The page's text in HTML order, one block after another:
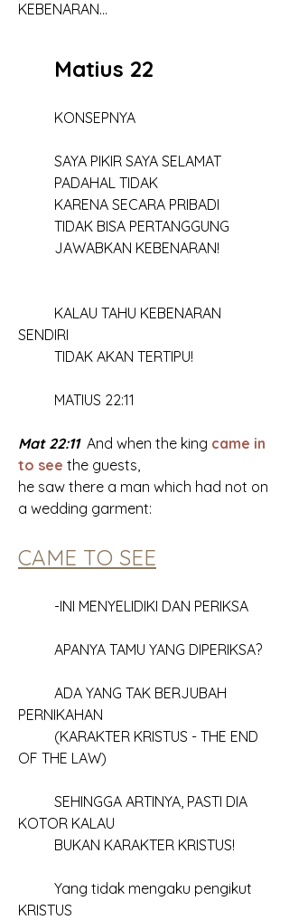
KEBENARAN...
	Matius 22
	KONSEPNYA
	SAYA PIKIR SAYA SELAMAT
	PADAHAL TIDAK
	KARENA SECARA PRIBADI
	TIDAK BISA PERTANGGUNG
	JAWABKAN KEBENARAN!
SENDIRI
	TIDAK AKAN TERTIPU!
	MATIUS 22:11
Mat 22:11 And when the king came in
to see the guests,
he saw there a man which had not on
a wedding garment:
CAME TO SEE
	-INI MENYELIDIKI DAN PERIKSA
	APANYA TAMU YANG DIPERIKSA?
PERNIKAHAN
OF THE LAW)
KOTOR KALAU
	BUKAN KARAKTER KRISTUS!
KRISTUS